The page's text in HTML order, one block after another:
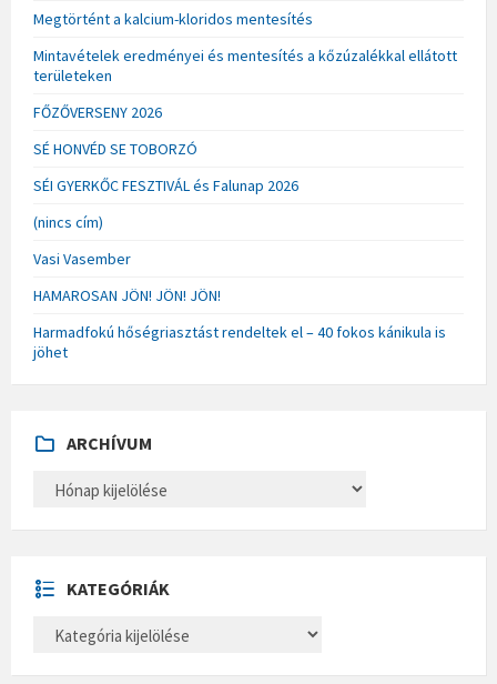
Megtörtént a kalcium-kloridos mentesítés
Mintavételek eredményei és mentesítés a kőzúzalékkal ellátott
területeken
FŐZŐVERSENY 2026
SÉ HONVÉD SE TOBORZÓ
SÉI GYERKŐC FESZTIVÁL és Falunap 2026
(nincs cím)
Vasi Vasember
HAMAROSAN JÖN! JÖN! JÖN!
Harmadfokú hőségriasztást rendeltek el – 40 fokos kánikula is
jöhet
ARCHÍVUM
H
U
M
KATEGÓRIÁK
E